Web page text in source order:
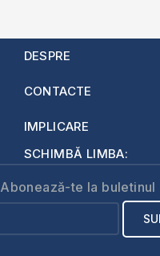
DESPRE
CONTACTE
IMPLICARE
SCHIMBĂ LIMBA:
Abonează-te la